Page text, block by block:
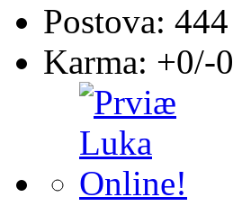
Postova: 444
Karma: +0/-0